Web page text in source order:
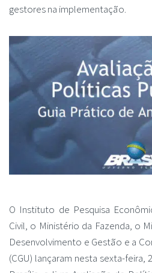
gestores na implementação.
O Instituto de Pesquisa
Civil, o Ministério da Fazenda, o
Desenvolvimento e Gestão e a
(CGU) lançaram nesta sexta-feira,